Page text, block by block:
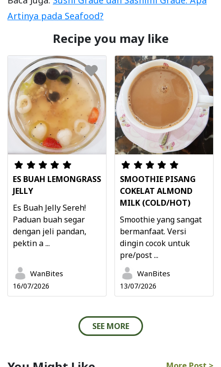
Artinya pada Seafood?
Recipe you may like
ES BUAH LEMONGRASS
JELLY
Es Buah Jelly Sereh!
Paduan buah segar
dengan jeli pandan,
pektin a ...
WanBites
16/07/2026
SMOOTHIE PISANG
COKELAT ALMOND
MILK (COLD/HOT)
Smoothie yang sangat
bermanfaat. Versi
dingin cocok untuk
pre/post ...
WanBites
13/07/2026
SEE MORE